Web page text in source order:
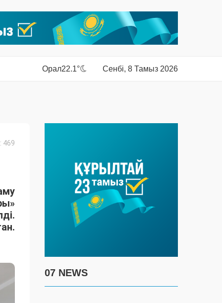
Орал22.1° Сенбі, 8 Тамыз 2026
469
07 NEWS